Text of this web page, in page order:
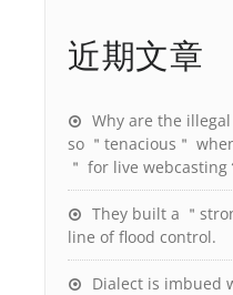
近期文章
Why are the
so ＂tenacious＂
＂ for live webcasting
They built a ＂
line of flood control.
Dialect is imbued